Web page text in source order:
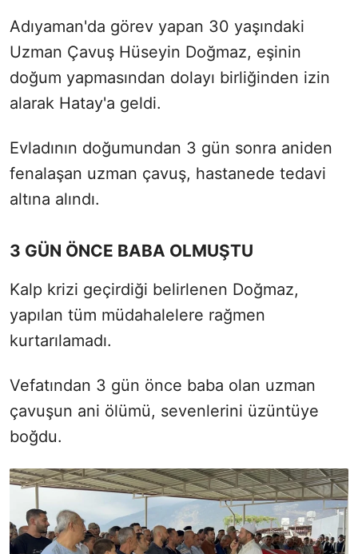
Adıyaman'da görev yapan 30 yaşındaki
Uzman Çavuş Hüseyin Doğmaz, eşinin
doğum yapmasından dolayı birliğinden izin
alarak Hatay'a geldi.
Evladının doğumundan 3 gün sonra aniden
fenalaşan uzman çavuş, hastanede tedavi
altına alındı.
3 GÜN ÖNCE BABA OLMUŞTU
Kalp krizi geçirdiği belirlenen Doğmaz,
yapılan tüm müdahalelere rağmen
kurtarılamadı.
Vefatından 3 gün önce baba olan uzman
çavuşun ani ölümü, sevenlerini üzüntüye
boğdu.